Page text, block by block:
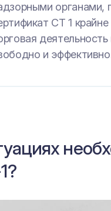
органами,
СТ 1
деятельность
и